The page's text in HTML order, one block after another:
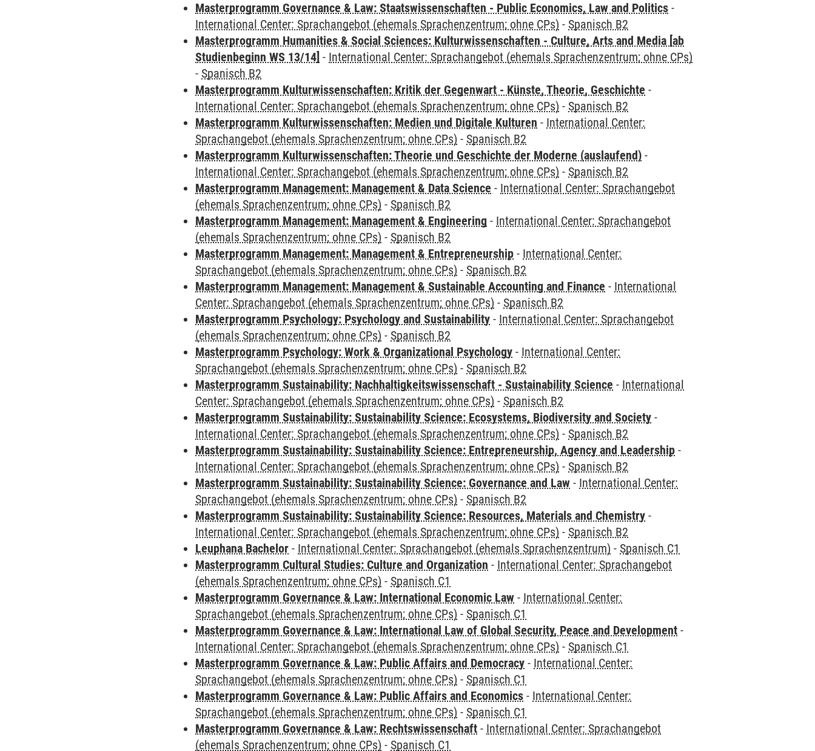
Masterprogramm Governance & Law: Staatswissenschaften - Public Economics, Law and Politics -
International Center: Sprachangebot (ehemals Sprachenzentrum; ohne CPs) - Spanisch B2
Masterprogramm Humanities & Social Sciences: Kulturwissenschaften - Culture, Arts and Media [ab
Studienbeginn WS 13/14] - International Center: Sprachangebot (ehemals Sprachenzentrum; ohne CPs)
- Spanisch B2
Masterprogramm Kulturwissenschaften: Kritik der Gegenwart - Künste, Theorie, Geschichte -
International Center: Sprachangebot (ehemals Sprachenzentrum; ohne CPs) - Spanisch B2
Masterprogramm Kulturwissenschaften: Medien und Digitale Kulturen - International Center:
Sprachangebot (ehemals Sprachenzentrum; ohne CPs) - Spanisch B2
Masterprogramm Kulturwissenschaften: Theorie und Geschichte der Moderne (auslaufend) -
International Center: Sprachangebot (ehemals Sprachenzentrum; ohne CPs) - Spanisch B2
Masterprogramm Management: Management & Data Science - International Center: Sprachangebot
(ehemals Sprachenzentrum; ohne CPs) - Spanisch B2
Masterprogramm Management: Management & Engineering - International Center: Sprachangebot
(ehemals Sprachenzentrum; ohne CPs) - Spanisch B2
Masterprogramm Management: Management & Entrepreneurship - International Center:
Sprachangebot (ehemals Sprachenzentrum; ohne CPs) - Spanisch B2
Masterprogramm Management: Management & Sustainable Accounting and Finance - International
Center: Sprachangebot (ehemals Sprachenzentrum; ohne CPs) - Spanisch B2
Masterprogramm Psychology: Psychology and Sustainability - International Center: Sprachangebot
(ehemals Sprachenzentrum; ohne CPs) - Spanisch B2
Masterprogramm Psychology: Work & Organizational Psychology - International Center:
Sprachangebot (ehemals Sprachenzentrum; ohne CPs) - Spanisch B2
Masterprogramm Sustainability: Nachhaltigkeitswissenschaft - Sustainability Science - International
Center: Sprachangebot (ehemals Sprachenzentrum; ohne CPs) - Spanisch B2
Masterprogramm Sustainability: Sustainability Science: Ecosystems, Biodiversity and Society -
International Center: Sprachangebot (ehemals Sprachenzentrum; ohne CPs) - Spanisch B2
Masterprogramm Sustainability: Sustainability Science: Entrepreneurship, Agency and Leadership -
International Center: Sprachangebot (ehemals Sprachenzentrum; ohne CPs) - Spanisch B2
Masterprogramm Sustainability: Sustainability Science: Governance and Law - International Center:
Sprachangebot (ehemals Sprachenzentrum; ohne CPs) - Spanisch B2
Masterprogramm Sustainability: Sustainability Science: Resources, Materials and Chemistry -
International Center: Sprachangebot (ehemals Sprachenzentrum; ohne CPs) - Spanisch B2
Leuphana Bachelor - International Center: Sprachangebot (ehemals Sprachenzentrum) - Spanisch C1
Masterprogramm Cultural Studies: Culture and Organization - International Center: Sprachangebot
(ehemals Sprachenzentrum; ohne CPs) - Spanisch C1
Masterprogramm Governance & Law: International Economic Law - International Center:
Sprachangebot (ehemals Sprachenzentrum; ohne CPs) - Spanisch C1
Masterprogramm Governance & Law: International Law of Global Security, Peace and Development -
International Center: Sprachangebot (ehemals Sprachenzentrum; ohne CPs) - Spanisch C1
Masterprogramm Governance & Law: Public Affairs and Democracy - International Center:
Sprachangebot (ehemals Sprachenzentrum; ohne CPs) - Spanisch C1
Masterprogramm Governance & Law: Public Affairs and Economics - International Center:
Sprachangebot (ehemals Sprachenzentrum; ohne CPs) - Spanisch C1
Masterprogramm Governance & Law: Rechtswissenschaft - International Center: Sprachangebot
(ehemals Sprachenzentrum; ohne CPs) - Spanisch C1